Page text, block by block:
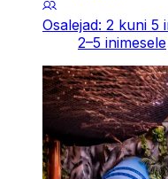
Osalejad: 2 kuni 5
2–5 inimesele